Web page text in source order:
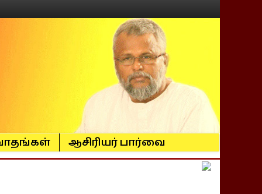
ஆசிரியர் பார்வை